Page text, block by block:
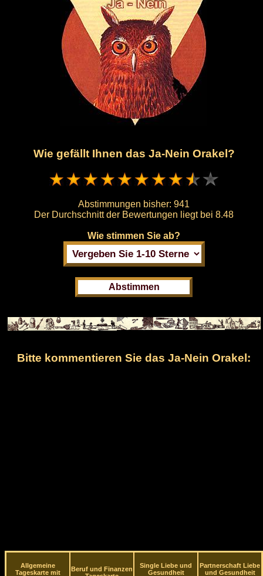
Wie gefällt Ihnen das Ja-Nein Orakel?
Abstimmungen bisher: 941
Der Durchschnitt der Bewertungen liegt bei 8.48
Wie stimmen Sie ab?
Bitte kommentieren Sie das Ja-Nein Orakel:
Allgemeine
Tageskarte mit
Beruf und Finanzen
Single Liebe und
Gesundheit
Partnerschaft Liebe
und Gesundheit